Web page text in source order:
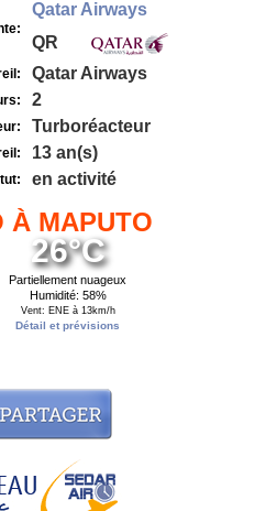
Qatar Airways
QR
Qatar Airways
2
Turboréacteur
13 an(s)
en activité
À MAPUTO
26°C
Partiellement nuageux
Humidité: 58%
Vent: ENE à 13km/h
Détail et prévisions